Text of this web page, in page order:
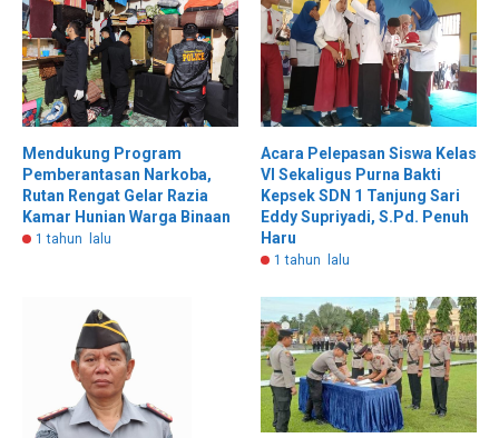
Mendukung Program
Pemberantasan Narkoba,
Rutan Rengat Gelar Razia
Kamar Hunian Warga Binaan
1 tahun lalu
Acara Pelepasan Siswa Kelas
VI Sekaligus Purna Bakti
Kepsek SDN 1 Tanjung Sari
Eddy Supriyadi, S.Pd. Penuh
Haru
1 tahun lalu